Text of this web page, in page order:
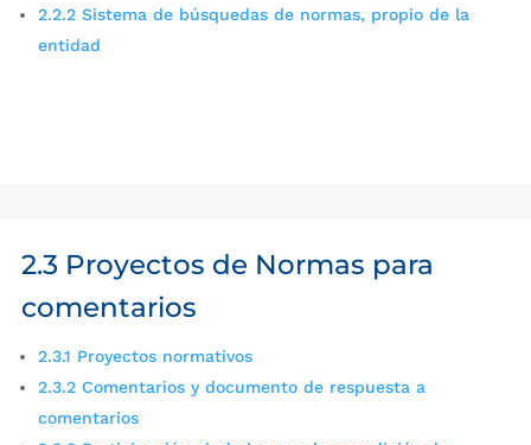
2.2.2 Sistema de búsquedas de normas, propio de la
entidad
2.3 Proyectos de Normas para
comentarios
2.3.1 Proyectos normativos
2.3.2 Comentarios y documento de respuesta a
comentarios